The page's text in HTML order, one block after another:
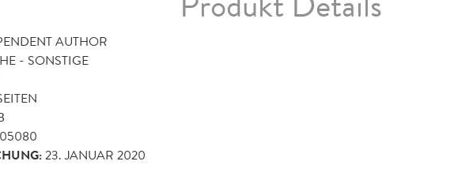
AUTHOR
- SONSTIGE
23. JANUAR 2020